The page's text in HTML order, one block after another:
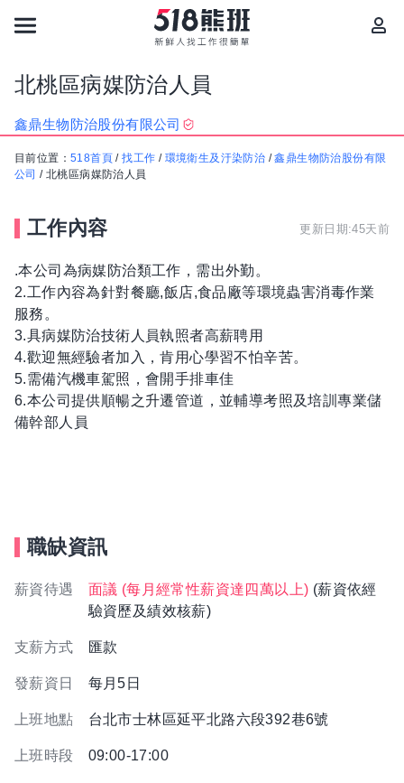
北桃區病媒防治人員
鑫鼎生物防治股份有限公司
目前位置： 518首頁 /找工作 / 環境衛生及汙染防治 /鑫鼎生物防治股份有限
公司 /北桃區病媒防治人員
工作內容 更新日期:45天前
.本公司為病媒防治類工作，需出外勤。
2.工作內容為針對餐廳,飯店,食品廠等環境蟲害消毒作業
服務。
3.具病媒防治技術人員執照者高薪聘用
4.歡迎無經驗者加入，肯用心學習不怕辛苦。
5.需備汽機車駕照，會開手排車佳
6.本公司提供順暢之升遷管道，並輔導考照及培訓專業儲
備幹部人員
職缺資訊
薪資待遇 面議 (每月經常性薪資達四萬以上) (薪資依經
驗資歷及績效核薪)
支薪方式 匯款
發薪資日 每月5日
上班地點 台北市士林區延平北路六段392巷6號
上班時段 09:00-17:00